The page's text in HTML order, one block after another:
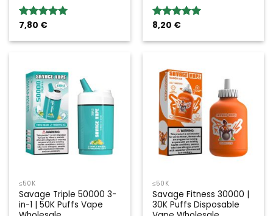
Valoración:
5
7,80 €
Valoración:
5
8,20 €
≤50K
Savage Triple 50000 3-
in-1 | 50K Puffs Vape
≤50K
Savage Fitness 30000 |
30K Puffs Disposable